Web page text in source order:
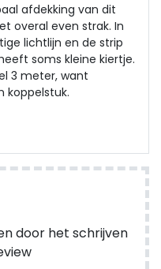
afdekking van dit
overal even strak. In
lichtlijn en de strip
soms kleine kiertje.
3 meter, want
koppelstuk.
door het schrijven